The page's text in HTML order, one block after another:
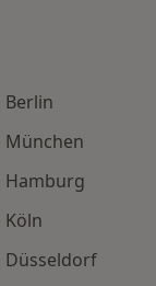
Hamburg
Düsseldorf